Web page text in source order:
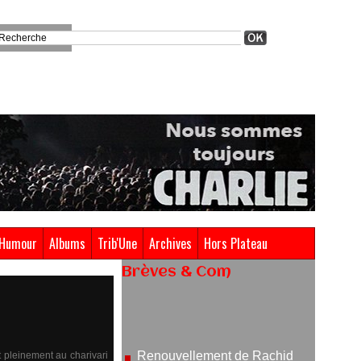
Humour Albums Trib'Une Archives Hors Plateau
au charivari
Brèves & Com